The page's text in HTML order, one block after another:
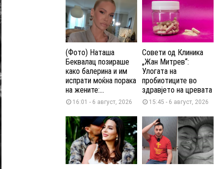
(Фото) Наташа
Беквалац позираше
како балерина и им
испрати моќна порака
на жените:...
16:01 - 6 август, 2026
Совети од Клиника
„Жан Митрев“:
Улогата на
пробиотиците во
здравјето на цревата
15:45 - 6 август, 2026